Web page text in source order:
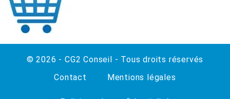
© 2026 - CG2 Conseil - Tous droits réservés
Contact
Mentions légales